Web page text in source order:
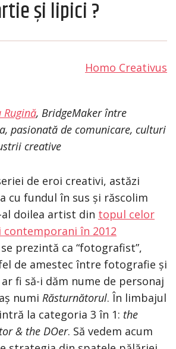
și lipici ?
Homo Creativus
Rugină, BridgeMaker între
pasionată de comunicare, culturi
creative
de eroi creativi, astăzi
cu fundul în sus și răscolim
doilea artist din topul celor
în 2012
prezintă ca “fotografist”,
de amestec între fotografie și
fi să-i dăm nume de personaj
numi Răsturnătorul. În limbajul
la categoria 3 în 1: the
& the DOer. Să vedem acum